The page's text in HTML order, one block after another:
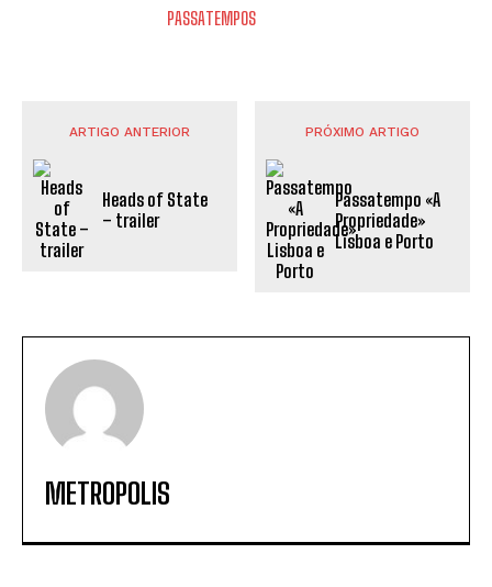
PASSATEMPOS
ARTIGO ANTERIOR
Heads of State
– trailer
PRÓXIMO ARTIGO
Passatempo «A
Propriedade»
Lisboa e Porto
METROPOLIS